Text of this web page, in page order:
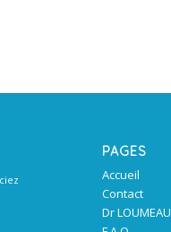
PAGES
Accueil
Contact
Dr LOUMEAU